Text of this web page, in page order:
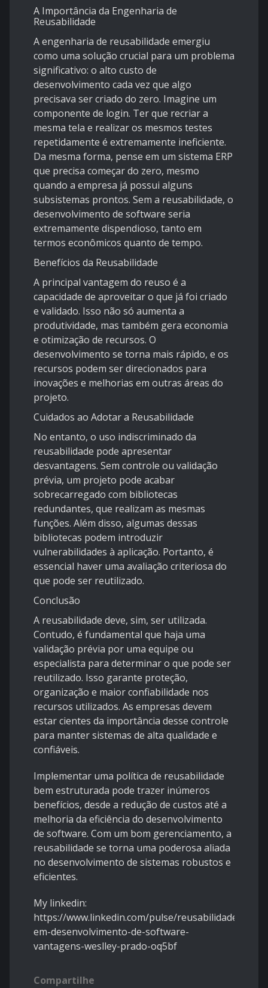
A Importância da Engenharia de
Reusabilidade
A engenharia de reusabilidade emergiu
como uma solução crucial para um problema
significativo: o alto custo de
desenvolvimento cada vez que algo
precisava ser criado do zero. Imagine um
componente de login. Ter que recriar a
mesma tela e realizar os mesmos testes
repetidamente é extremamente ineficiente.
Da mesma forma, pense em um sistema ERP
que precisa começar do zero, mesmo
quando a empresa já possui alguns
subsistemas prontos. Sem a reusabilidade, o
desenvolvimento de software seria
extremamente dispendioso, tanto em
termos econômicos quanto de tempo.
Benefícios da Reusabilidade
A principal vantagem do reuso é a
capacidade de aproveitar o que já foi criado
e validado. Isso não só aumenta a
produtividade, mas também gera economia
e otimização de recursos. O
desenvolvimento se torna mais rápido, e os
recursos podem ser direcionados para
inovações e melhorias em outras áreas do
projeto.
Cuidados ao Adotar a Reusabilidade
No entanto, o uso indiscriminado da
reusabilidade pode apresentar
desvantagens. Sem controle ou validação
prévia, um projeto pode acabar
sobrecarregado com bibliotecas
redundantes, que realizam as mesmas
funções. Além disso, algumas dessas
bibliotecas podem introduzir
vulnerabilidades à aplicação. Portanto, é
essencial haver uma avaliação criteriosa do
que pode ser reutilizado.
Conclusão
A reusabilidade deve, sim, ser utilizada.
Contudo, é fundamental que haja uma
validação prévia por uma equipe ou
especialista para determinar o que pode ser
reutilizado. Isso garante proteção,
organização e maior confiabilidade nos
recursos utilizados. As empresas devem
estar cientes da importância desse controle
para manter sistemas de alta qualidade e
confiáveis.
Implementar uma política de reusabilidade
bem estruturada pode trazer inúmeros
benefícios, desde a redução de custos até a
melhoria da eficiência do desenvolvimento
de software. Com um bom gerenciamento, a
reusabilidade se torna uma poderosa aliada
no desenvolvimento de sistemas robustos e
eficientes.
My linkedin:
https://www.linkedin.com/pulse/reusabilidade-
em-desenvolvimento-de-software-
vantagens-weslley-prado-oq5bf
Compartilhe